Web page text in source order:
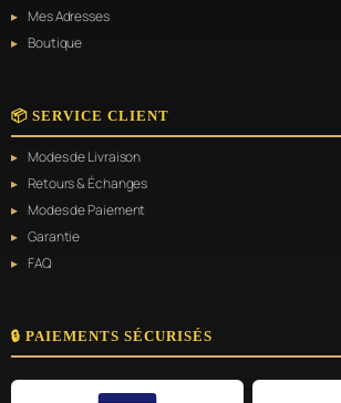
Mes Adresses
Boutique
📦 SERVICE CLIENT
Modes de Livraison
Retours & Échanges
Modes de Paiement
Garantie
FAQ
🔒 PAIEMENTS SÉCURISÉS